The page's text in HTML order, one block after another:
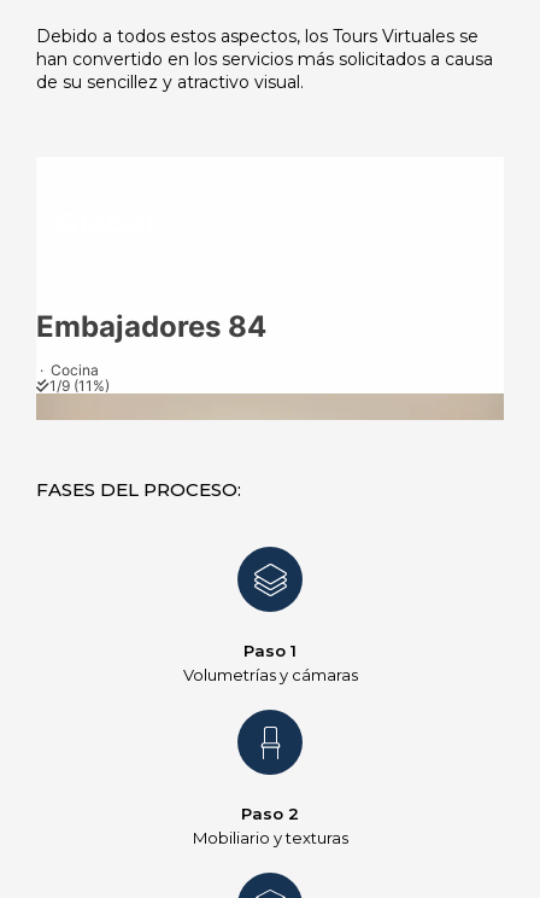
Debido a todos estos aspectos, los Tours Virtuales se
han convertido en los servicios más solicitados a causa
de su sencillez y atractivo visual.
FASES DEL PROCESO:
Paso 1
Volumetrías y cámaras
Paso 2
Mobiliario y texturas